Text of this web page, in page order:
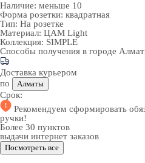
Наличие: меньше 10
Форма розетки: квадратная
Тип: На розетке
Материал: ЦАМ Light
Коллекция: SIMPLE
Способы получения в городе
Доставка курьером
по
Алматы
Срок:
Рекомендуем сформировать
ручки!
Более 30 пунктов
выдачи интернет заказов
Посмотреть все